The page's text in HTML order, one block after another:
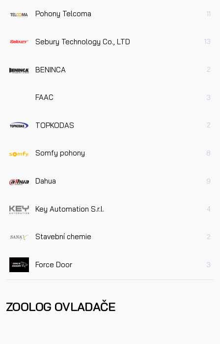
Pohony Telcoma 11
Sebury Technology Co., LTD 13
BENINCA 2
FAAC 3
TOPKODAS 2
Somfy pohony 8
Dahua 9
Key Automation S.r.l. 4
Stavební chemie 2
Force Door 3
ZOOLOG OVLADAČE